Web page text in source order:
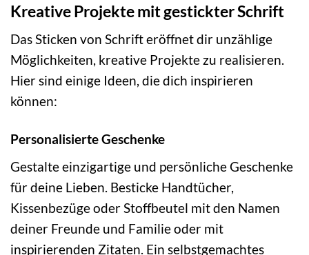
Kreative Projekte mit gestickter Schrift
Das Sticken von Schrift eröffnet dir unzählige
Möglichkeiten, kreative Projekte zu realisieren.
Hier sind einige Ideen, die dich inspirieren
können:
Personalisierte Geschenke
Gestalte einzigartige und persönliche Geschenke
für deine Lieben. Besticke Handtücher,
Kissenbezüge oder Stoffbeutel mit den Namen
deiner Freunde und Familie oder mit
inspirierenden Zitaten. Ein selbstgemachtes